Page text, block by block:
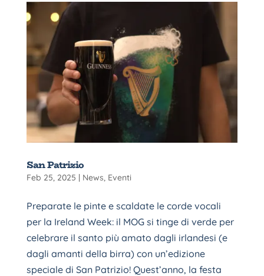
San Patrizio
Feb 25, 2025 | News, Eventi
Preparate le pinte e scaldate le corde vocali
per la Ireland Week: il MOG si tinge di verde per
celebrare il santo più amato dagli irlandesi (e
dagli amanti della birra) con un’edizione
speciale di San Patrizio! Quest’anno, la festa